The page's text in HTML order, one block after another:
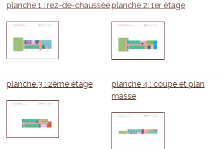
planche 1 : rez-de-chausséeplanche 2: 1er étage
planche 3 : 2ème étage
planche 4 : coupe et plan
masse